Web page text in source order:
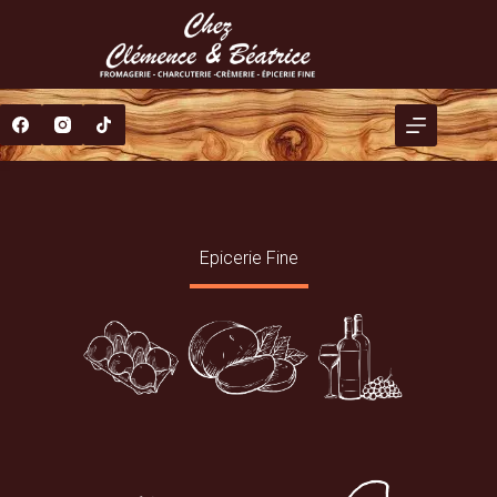
Epicerie Fine